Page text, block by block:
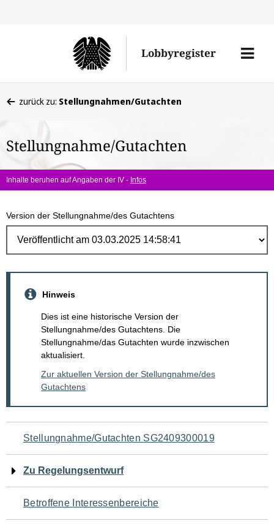
Lobbyregister
Menü
befinden
hier:
zurück zu: Stellungnahmen/Gutachten
Stellungnahme/Gutachten
Inhalte beruhen auf Angaben der IV - Infos
Version der Stellungnahme/des Gutachtens
Hinweis
Dies ist eine historische Version der
Stellungnahme/des Gutachtens. Die
Stellungnahme/das Gutachten wurde inzwischen
aktualisiert.
Zur aktuellen Version der Stellungnahme/des
Gutachtens
Navigation
für
den
Seiteninhalt
Stellungnahme/Gutachten SG2409300019
Zu Regelungsentwurf
Betroffene Interessenbereiche